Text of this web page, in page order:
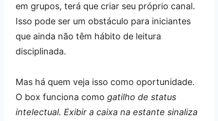
em grupos, terá que criar seu próprio canal.
Isso pode ser um obstáculo para iniciantes
que ainda não têm hábito de leitura
disciplinada.
Mas há quem veja isso como oportunidade.
O box funciona como gatilho de status
intelectual. Exibir a caixa na estante sinaliza